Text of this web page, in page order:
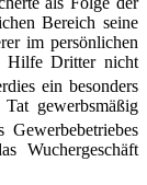
Bereich seine
im persönlichen
Hilfe Dritter nicht
ein besonders
gewerbsmäßig
Wuchergeschäft